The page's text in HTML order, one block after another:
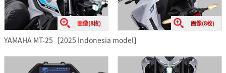
画像(8枚) 画像(8枚)
YAMAHA MT-25［2025 Indonesia model］